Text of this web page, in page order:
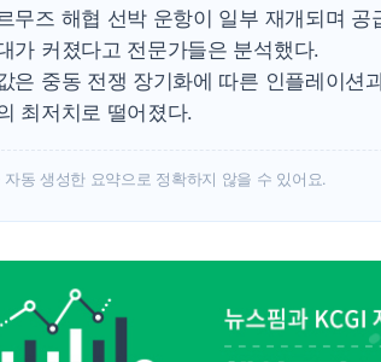
무즈 해협 선박 운항이 일부 재개되며
가 커졌다고 전문가들은 분석했다.
은 중동 전쟁 장기화에 따른 인플레이션
최저치로 떨어졌다.
자동 생성한 요약으로 정확하지 않을 수 있어요.